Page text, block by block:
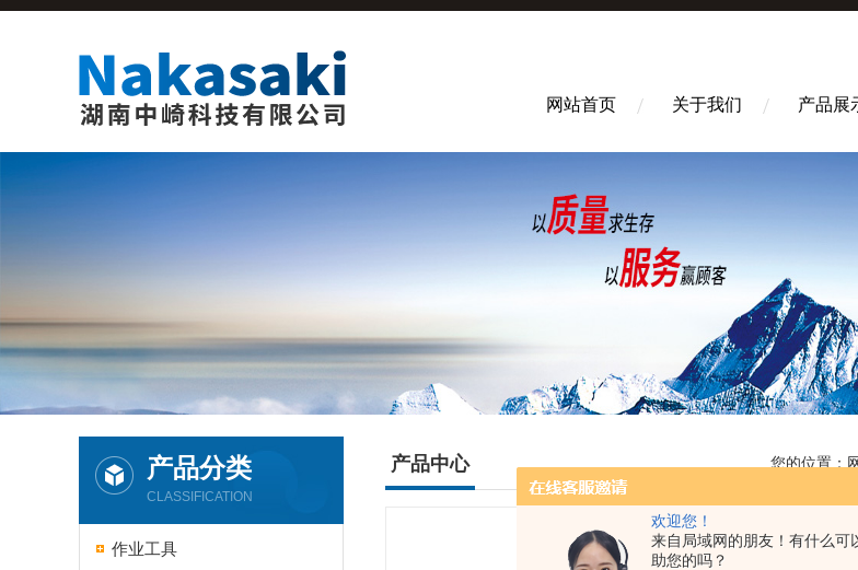
欢迎您！
来自局域网的朋友！有什么可
助您的吗？
网站首页 关于我们 产品展
产品分类
CLASSIFICATION
作业工具
产品中心 您的位置：